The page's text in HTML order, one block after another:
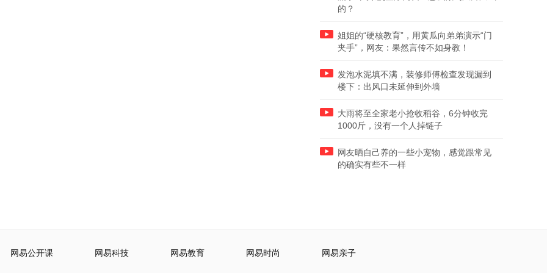
的？
姐姐的“硬核教育”，用黄瓜向弟弟演示“门
夹手”，网友：果然言传不如身教！
发泡水泥填不满，装修师傅检查发现漏到
楼下：出风口未延伸到外墙
大雨将至全家老小抢收稻谷，6分钟收完
1000斤，没有一个人掉链子
网友晒自己养的一些小宠物，感觉跟常见
的确实有些不一样
网易公开课 网易科技 网易教育 网易时尚 网易亲子